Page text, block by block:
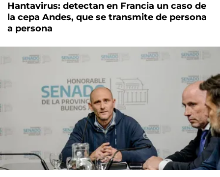
Hantavirus: detectan en Francia un caso de
la cepa Andes, que se transmite de persona
a persona